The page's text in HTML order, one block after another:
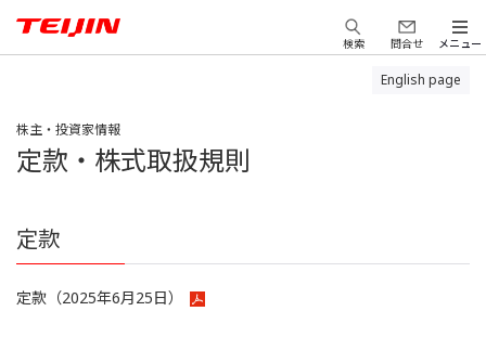
検索 問合せ メニュー
English page
株主・投資家情報
定款・株式取扱規則
定款
定款（2025年6月25日）